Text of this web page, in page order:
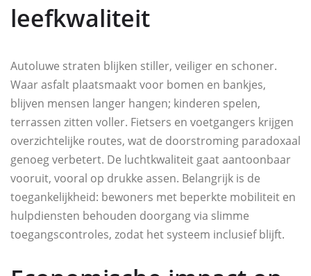
leefkwaliteit
Autoluwe straten blijken stiller, veiliger en schoner.
Waar asfalt plaatsmaakt voor bomen en bankjes,
blijven mensen langer hangen; kinderen spelen,
terrassen zitten voller. Fietsers en voetgangers krijgen
overzichtelijke routes, wat de doorstroming paradoxaal
genoeg verbetert. De luchtkwaliteit gaat aantoonbaar
vooruit, vooral op drukke assen. Belangrijk is de
toegankelijkheid: bewoners met beperkte mobiliteit en
hulpdiensten behouden doorgang via slimme
toegangscontroles, zodat het systeem inclusief blijft.